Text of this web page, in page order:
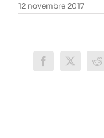
12 novembre 2017
Facebook
X